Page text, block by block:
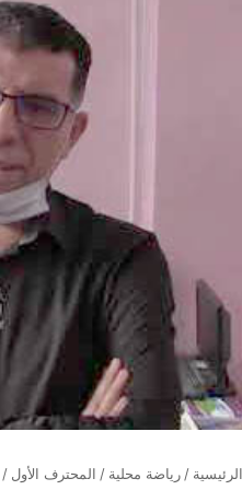
/ رياضة محلية / المحترف الأول /